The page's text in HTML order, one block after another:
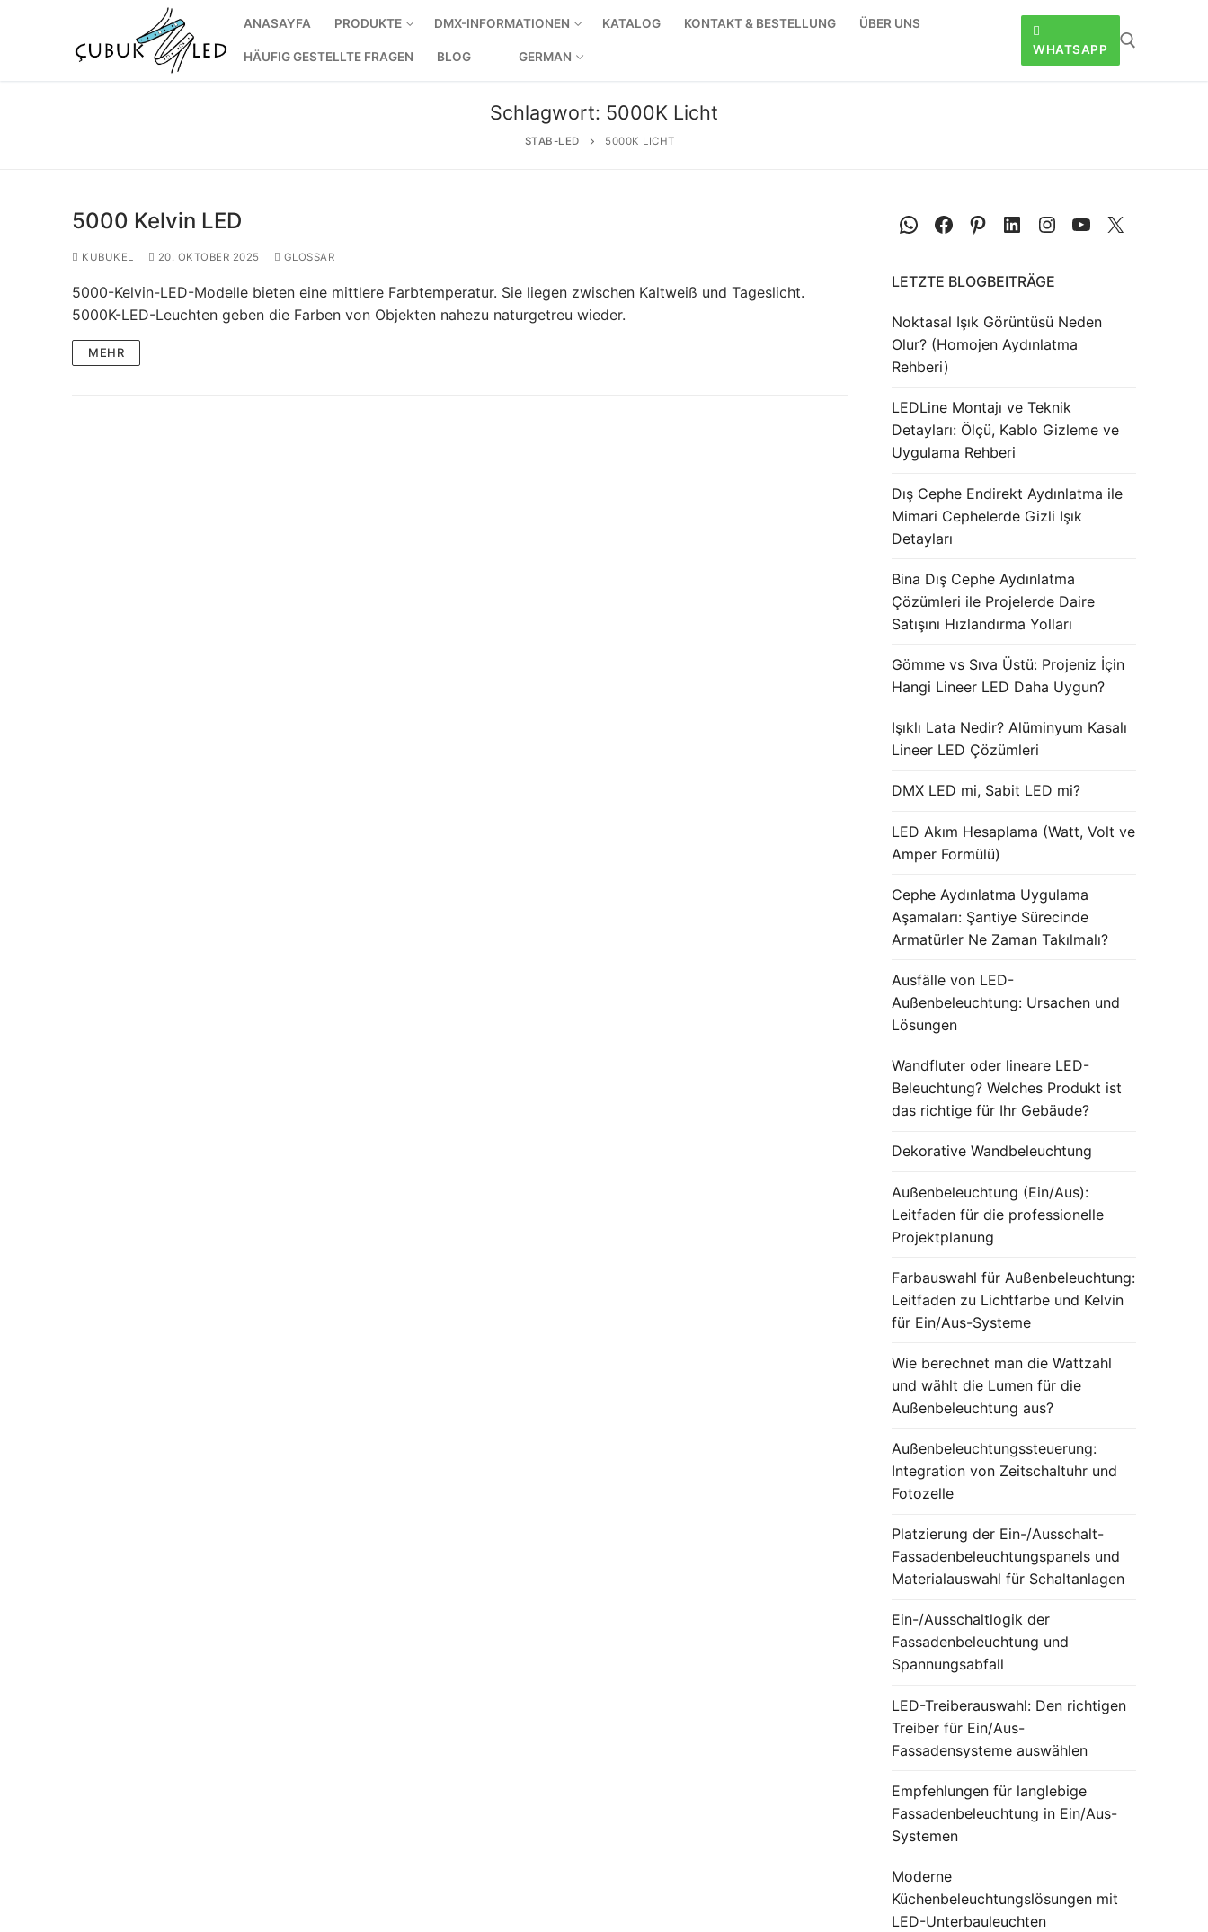
ANASAYFA PRODUKTE DMX-INFORMATIONEN KATALOG KONTAKT & BESTELLUNG ÜBER UNS
HÄUFIG GESTELLTE FRAGEN BLOG GERMAN WHATSAPP
ANASAYFA
Schlagwort: 5000K Licht
STAB-LED 5000K LICHT
5000 Kelvin LED
KUBUKEL 20. OKTOBER 2025 GLOSSAR
5000-Kelvin-LED-Modelle bieten eine mittlere Farbtemperatur. Sie liegen zwischen Kaltweiß und Tageslicht.
5000K-LED-Leuchten geben die Farben von Objekten nahezu naturgetreu wieder.
MEHR
LETZTE BLOGBEITRÄGE
Noktasal Işık Görüntüsü Neden
Olur? (Homojen Aydınlatma
Rehberi)
LEDLine Montajı ve Teknik
Detayları: Ölçü, Kablo Gizleme ve
Uygulama Rehberi
Dış Cephe Endirekt Aydınlatma ile
Mimari Cephelerde Gizli Işık
Detayları
Bina Dış Cephe Aydınlatma
Çözümleri ile Projelerde Daire
Satışını Hızlandırma Yolları
Gömme vs Sıva Üstü: Projeniz İçin
Hangi Lineer LED Daha Uygun?
Işıklı Lata Nedir? Alüminyum Kasalı
Lineer LED Çözümleri
DMX LED mi, Sabit LED mi?
LED Akım Hesaplama (Watt, Volt ve
Amper Formülü)
Cephe Aydınlatma Uygulama
Aşamaları: Şantiye Sürecinde
Armatürler Ne Zaman Takılmalı?
Ausfälle von LED-
Außenbeleuchtung: Ursachen und
Lösungen
Wandfluter oder lineare LED-
Beleuchtung? Welches Produkt ist
das richtige für Ihr Gebäude?
Dekorative Wandbeleuchtung
Außenbeleuchtung (Ein/Aus):
Leitfaden für die professionelle
Projektplanung
Farbauswahl für Außenbeleuchtung:
Leitfaden zu Lichtfarbe und Kelvin
für Ein/Aus-Systeme
Wie berechnet man die Wattzahl
und wählt die Lumen für die
Außenbeleuchtung aus?
Außenbeleuchtungssteuerung:
Integration von Zeitschaltuhr und
Fotozelle
Platzierung der Ein-/Ausschalt-
Fassadenbeleuchtungspanels und
Materialauswahl für Schaltanlagen
Ein-/Ausschaltlogik der
Fassadenbeleuchtung und
Spannungsabfall
LED-Treiberauswahl: Den richtigen
Treiber für Ein/Aus-
Fassadensysteme auswählen
Empfehlungen für langlebige
Fassadenbeleuchtung in Ein/Aus-
Systemen
Moderne
Küchenbeleuchtungslösungen mit
LED-Unterbauleuchten